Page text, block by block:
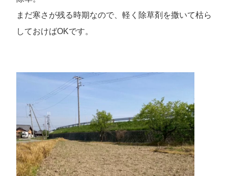
まだ寒さが残る時期なので、軽く除草剤を撒いて枯ら
しておけばOKです。